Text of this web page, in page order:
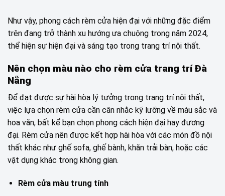
Như vậy, phong cách rèm cửa hiện đại với những đặc điểm
trên đang trở thành xu hướng ưa chuộng trong năm 2024,
thể hiện sự hiện đại và sáng tạo trong trang trí nội thất.
Nên chọn màu nào cho rèm cửa trang trí Đà
Nẵng
Để đạt được sự hài hòa lý tưởng trong trang trí nội thất,
việc lựa chọn rèm cửa cần cân nhắc kỹ lưỡng về màu sắc và
hoa văn, bất kể bạn chọn phong cách hiện đại hay đương
đại. Rèm cửa nên được kết hợp hài hòa với các món đồ nội
thất khác như ghế sofa, ghế bành, khăn trải bàn, hoặc các
vật dụng khác trong không gian.
Rèm cửa màu trung tính